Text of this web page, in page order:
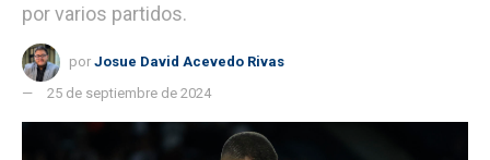
por varios partidos.
por Josue David Acevedo Rivas
25 de septiembre de 2024